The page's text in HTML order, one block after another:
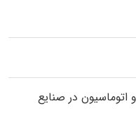
اتوماسیون در صنایع